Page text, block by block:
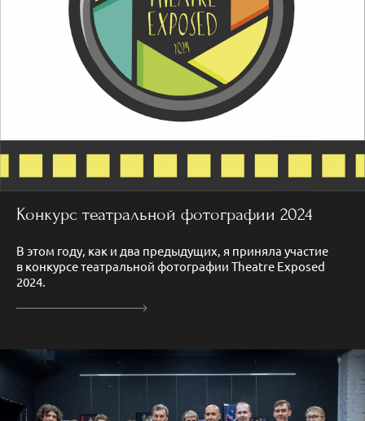
Конкурс театральной фотографии 2024
В этом году, как и два предыдущих, я приняла участие
в конкурсе театральной фотографии Theatre Exposed
2024.